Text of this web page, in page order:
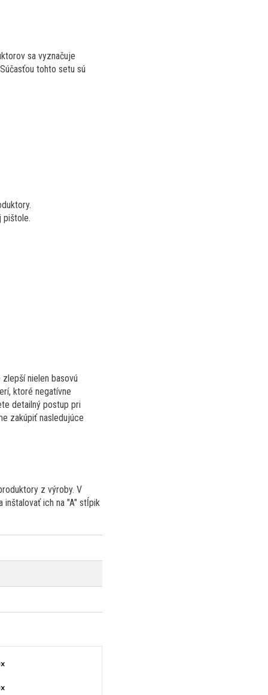
sa vyznačuje
tohto setu sú
pištole.
nielen basovú
ktoré negatívne
detailný postup pri
zakúpiť nasledujúce
z výroby. V
inštalovať ich na "A" stĺpik